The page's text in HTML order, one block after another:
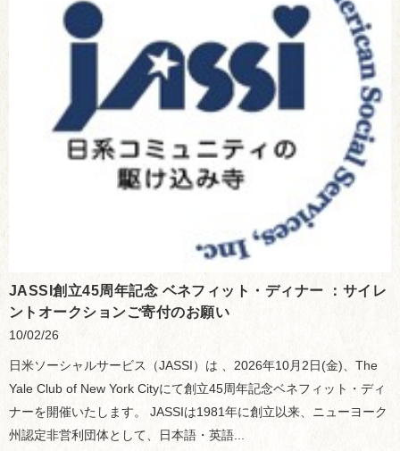
JASSI創立45周年記念 ベネフィット・ディナー ：サイレ
ントオークションご寄付のお願い
10/02/26
日米ソーシャルサービス（JASSI）は 、2026年10月2日(金)、The
Yale Club of New York Cityにて創立45周年記念ベネフィット・ディ
ナーを開催いたします。 JASSIは1981年に創立以来、ニューヨーク
州認定非営利団体として、日本語・英語...